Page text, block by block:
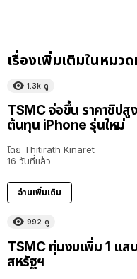
เรื่องเพิ่มเติมในหมว
1.3k ดู
TSMC จ่อขึ้น ราคาชิป
ต้นทุน iPhone รุ่นใหม่
โดย Thitirath Kinaret
16 วันที่แล้ว
อ่านเพิ่มเติม
992 ดู
TSMC ทุ่มงบเพิ่ม 1 แส
สหรัฐฯ